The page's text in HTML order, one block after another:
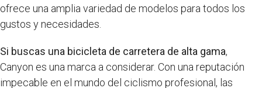
ofrece una amplia variedad de modelos para todos los
gustos y necesidades.
Si buscas una bicicleta de carretera de alta gama,
Canyon es una marca a considerar. Con una reputación
impecable en el mundo del ciclismo profesional, las